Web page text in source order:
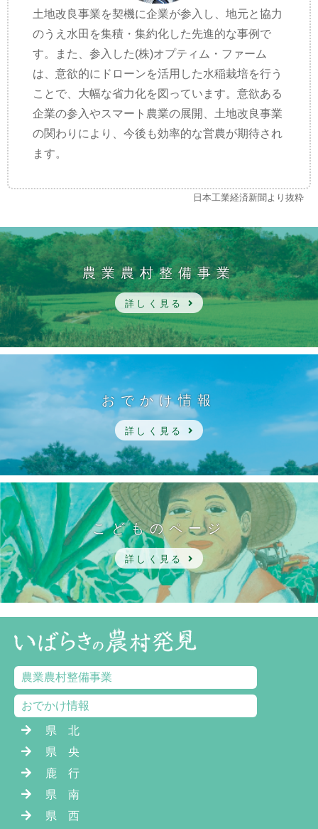
土地改良事業を契機に企業が参入し、地元と協力
のうえ水田を集積・集約化した先進的な事例で
す。また、参入した(株)オプティム・ファーム
は、意欲的にドローンを活用した水稲栽培を行う
ことで、大幅な省力化を図っています。意欲ある
企業の参入やスマート農業の展開、土地改良事業
の関わりにより、今後も効率的な営農が期待され
ます。
日本工業経済新聞より抜粋
農業農村整備事業
詳しく見る
おでかけ情報
詳しく見る
こどものページ
詳しく見る
農業農村整備事業
おでかけ情報
県 北
県 央
鹿 行
県 南
県 西